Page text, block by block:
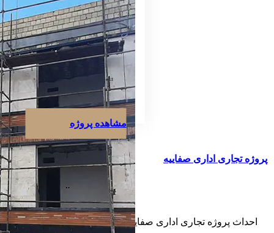
مشاهده پروژه
پروژه تجاری اداری صفاییه
احداث پروژه تجاری اداری صفاییه یزد در سال 1396 با سبک